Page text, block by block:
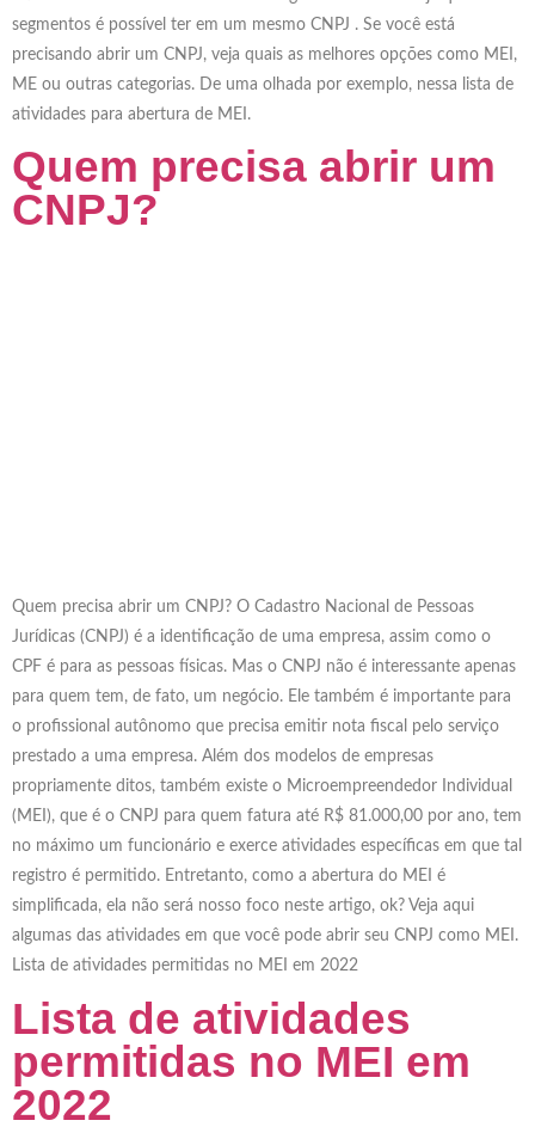
segmentos é possível ter em um mesmo CNPJ . Se você está
precisando abrir um CNPJ, veja quais as melhores opções como MEI,
ME ou outras categorias. De uma olhada por exemplo, nessa lista de
atividades para abertura de MEI.
Quem precisa abrir um
CNPJ?
Quem precisa abrir um CNPJ? O Cadastro Nacional de Pessoas
Jurídicas (CNPJ) é a identificação de uma empresa, assim como o
CPF é para as pessoas físicas. Mas o CNPJ não é interessante apenas
para quem tem, de fato, um negócio. Ele também é importante para
o profissional autônomo que precisa emitir nota fiscal pelo serviço
prestado a uma empresa. Além dos modelos de empresas
propriamente ditos, também existe o Microempreendedor Individual
(MEI), que é o CNPJ para quem fatura até R$ 81.000,00 por ano, tem
no máximo um funcionário e exerce atividades específicas em que tal
registro é permitido. Entretanto, como a abertura do MEI é
simplificada, ela não será nosso foco neste artigo, ok? Veja aqui
algumas das atividades em que você pode abrir seu CNPJ como MEI.
Lista de atividades permitidas no MEI em 2022
Lista de atividades
permitidas no MEI em
2022